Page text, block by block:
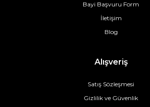
Bayi Başvuru Form
İletişim
Blog
Alışveriş
Satış Sözleşmesi
Gizlilik ve Güvenlik